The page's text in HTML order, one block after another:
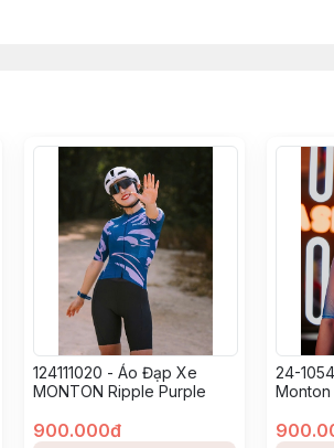
124111020 - Áo Đạp Xe
MONTON Ripple Purple
900.000đ
24-